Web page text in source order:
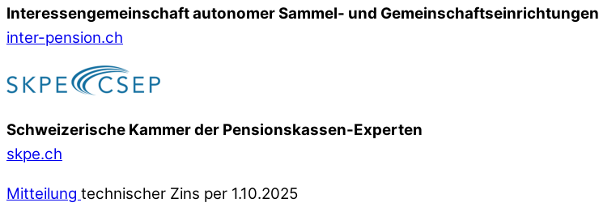
Interessengemeinschaft autonomer Sammel- und Gemeinschafts­einrichtungen
inter-pension.ch
Schweizerische Kammer der Pensionskassen-Experten
skpe.ch
Mitteilung technischer Zins per 1.10.2025